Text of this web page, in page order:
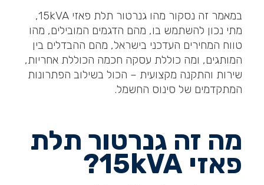
במאמר זה נסקור מהו גנרטור תלת פאזי 15kVA,
מתי נכון להשתמש בו, מהם הדגמים המובילים, מהו
טווח המחירים העדכני בישראל, מהם ההבדלים בין
המותגים, ומה כוללת עסקה חכמה הכוללת אחריות,
שירות והתקנה מקצועית – הכול בשילוב הפתרונות
המתקדמים של סינוס החשמל.
מה זה גנרטור תלת
פאזי 15 kVA?